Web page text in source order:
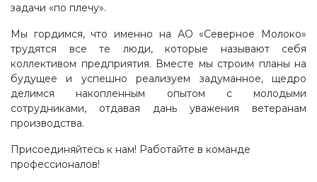
задачи «по плечу».
Мы гордимся, что именно на АО «Северное Молоко»
трудятся все те люди, которые называют себя
коллективом предприятия. Вместе мы строим планы на
будущее и успешно реализуем задуманное, щедро
делимся накопленным опытом с молодыми
сотрудниками, отдавая дань уважения ветеранам
производства.
Присоединяйтесь к нам! Работайте в команде
профессионалов!